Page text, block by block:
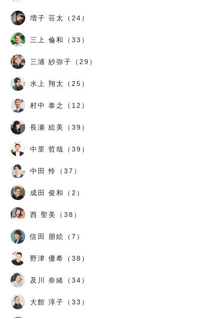
増子 荘太（24）
三上 倫和（33）
三浦 紗弥子（29）
水上 翔太（25）
村中 泰之（12）
長瀬 絵美（39）
中里 哲哉（39）
中田 怜（37）
成田 俊和（2）
西 聖美（38）
信田 朋絵（7）
野津 優希（38）
及川 奈緒（34）
大館 淳子（33）